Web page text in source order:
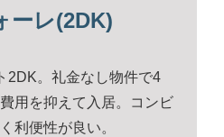
ーレ(2DK)
2DK。礼金なし物件で4
用を抑えて入居。コンビ
利便性が良い。